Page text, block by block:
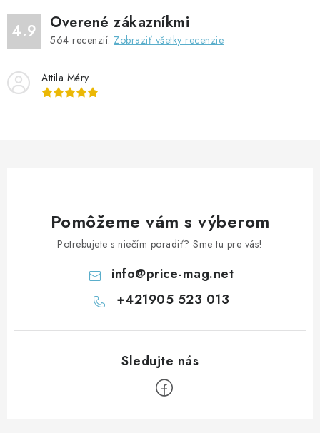
4.9 Overené zákazníkmi
564 recenzií. Zobraziť všetky recenzie
Attila Méry
Pomôžeme vám s výberom
Potrebujete s niečím poradiť? Sme tu pre vás!
info@price-mag.net
+421905 523 013